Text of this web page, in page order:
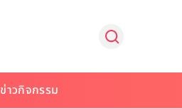
ข่าวกิจกรรม